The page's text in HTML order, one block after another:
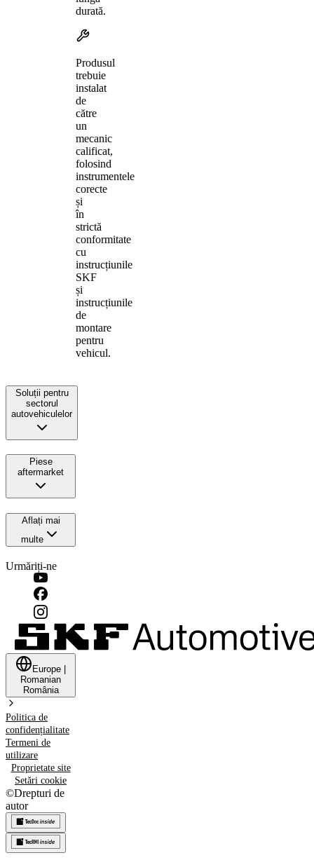
durată.
Produsul
trebuie
instalat
de
către
un
mecanic
calificat,
folosind
instrumentele
corecte
și
în
strictă
conformitate
cu
instrucțiunile
SKF
și
instrucțiunile
de
montare
pentru
vehicul.
Soluții pentru
sectorul
autovehiculelor
Piese
aftermarket
Aflați mai
multe
Urmăriți-ne
Europe
Romanian
România
Politica de
confidențialitate
Termeni de
utilizare
Proprietate site
Setări cookie
©Drepturi de
autor